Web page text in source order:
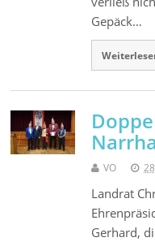
Gepäck…
VO
Landrat
Gerhard,